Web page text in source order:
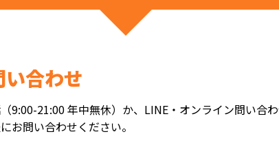
い合わせ
9:00-21:00 年中無休）か、LINE・オンライン問い合
お問い合わせください。